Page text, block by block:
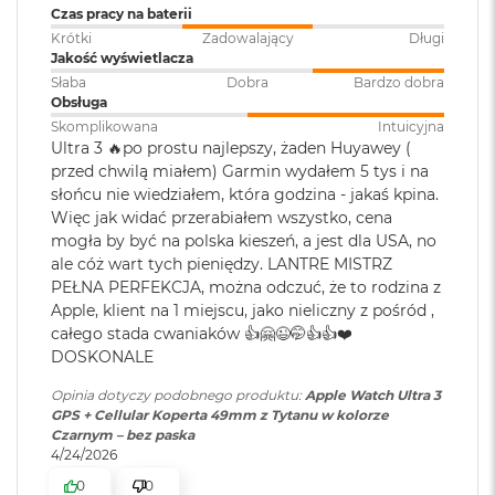
ś
c
i
d
y
s
k
u
M
a
c
B
o
o
k
A
i
r
2
5
6
G
Series 9 i nowszych, Ultra 2 i nowszych, a także w modelu SE 3.
Funkcja służy do wykrywania objawów umiarkowanego i poważnego
bezdechu sennego u osób w wieku co najmniej 18 lat, u których nie
zdiagnozowano wcześniej bezdechu sennego.
Aplikacja Parametry życiowe służy wyłącznie do dbania o dobre
samopoczucie i nie jest przeznaczona do zastosowań medycznych.
Aplikacja Tlen we krwi służy wyłącznie do dbania o dobre
samopoczucie i nie jest przeznaczona do zastosowań medycznych.
Wyniki pomiarów są przetwarzane i wyświetlane w aplikacji Zdrowie
na iPhonie.
Do korzystania z sieci komórkowej wymagany jest plan taryfowy.
Szczegółowe informacje można uzyskać od operatora. Nawiązanie
połączenia zależy od dostępności sieci. Informacje dotyczące
współpracujących operatorów i dostępności usługi można znaleźć na
stronie www.apple.com/watch/cellular. Dodatkowe instrukcje
dotyczące konfigurowania można znaleźć na stronie
support.apple.com/HT207578.
Czas pracy na baterii
Krótki
Zadowalający
Długi
Jakość wyświetlacza
Słaba
Dobra
Bardzo dobra
Obsługa
Skomplikowana
Intuicyjna
Ultra 3 🔥po prostu najlepszy, żaden Huyawey (
przed chwilą miałem) Garmin wydałem 5 tys i na
słońcu nie wiedziałem, która godzina - jakaś kpina.
Więc jak widać przerabiałem wszystko, cena
mogła by być na polska kieszeń, a jest dla USA, no
ale cóż wart tych pieniędzy. LANTRE MISTRZ
PEŁNA PERFEKCJA, można odczuć, że to rodzina z
Apple, klient na 1 miejscu, jako nieliczny z pośród ,
całego stada cwaniaków 👍🤗😉🤭👍👍❤️
DOSKONALE
Opinia dotyczy podobnego produktu: Apple Watch Ultra 3
GPS + Cellular Koperta 49mm z Tytanu w kolorze
Czarnym – bez paska
4/24/2026
0
0